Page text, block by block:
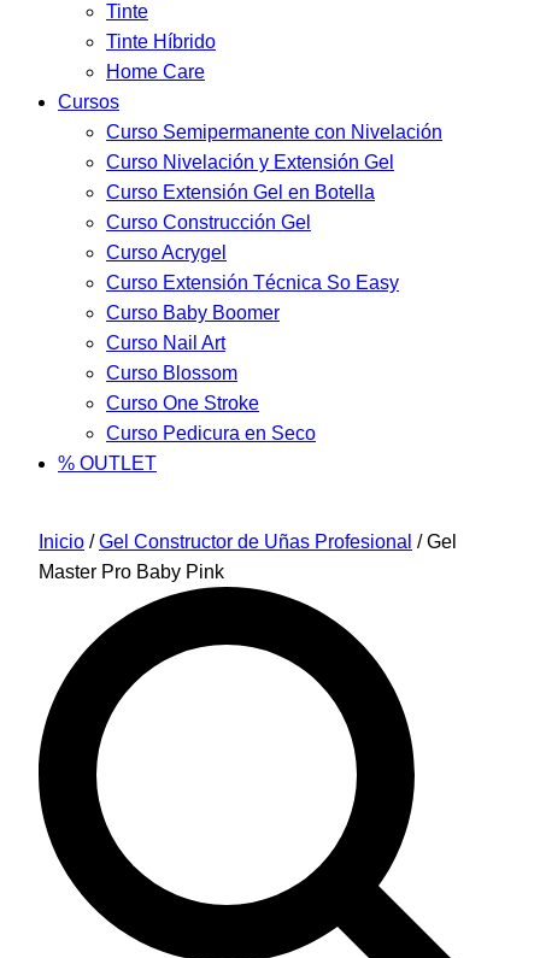
Tinte
Tinte Híbrido
Home Care
Cursos
Curso Semipermanente con Nivelación
Curso Nivelación y Extensión Gel
Curso Extensión Gel en Botella
Curso Construcción Gel
Curso Acrygel
Curso Extensión Técnica So Easy
Curso Baby Boomer
Curso Nail Art
Curso Blossom
Curso One Stroke
Curso Pedicura en Seco
% OUTLET
Inicio /Gel Constructor de Uñas Profesional / Gel
Master Pro Baby Pink